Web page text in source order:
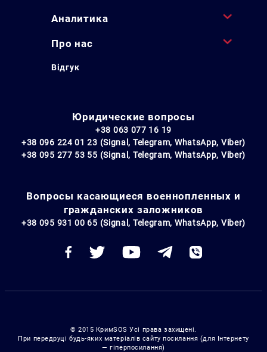
Аналитика
Про нас
Відгук
Юридические вопросы
+38 063 077 16 19
+38 096 224 01 23 (Signal, Telegram, WhatsApp, Viber)
+38 095 277 53 55 (Signal, Telegram, WhatsApp, Viber)
Вопросы касающиеся военнопленных и
гражданских заложников
+38 095 931 00 65 (Signal, Telegram, WhatsApp, Viber)
© 2015 КримSOS Усі права захищені.
При передруці будь-яких матеріалів сайту посилання (для Інтернету
— гіперпосилання)